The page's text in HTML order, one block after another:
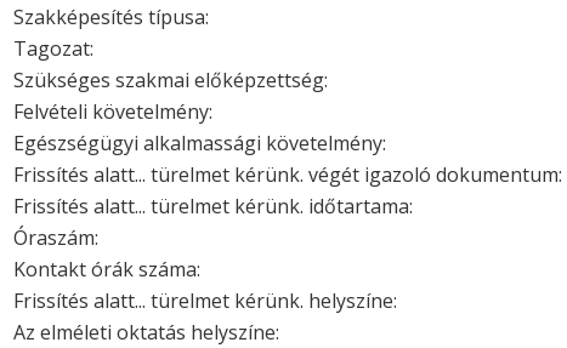
Szakképesítés típusa:
Tagozat:
Szükséges szakmai előképzettség:
Felvételi követelmény:
Egészségügyi alkalmassági követelmény:
Frissítés alatt... türelmet kérünk. végét igazoló dokumentum:
Frissítés alatt... türelmet kérünk. időtartama:
Óraszám:
Kontakt órák száma:
Frissítés alatt... türelmet kérünk. helyszíne:
Az elméleti oktatás helyszíne: